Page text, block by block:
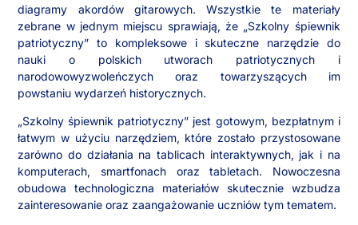
diagramy akordów gitarowych. Wszystkie te materiały
zebrane w jednym miejscu sprawiają, że „Szkolny śpiewnik
patriotyczny” to kompleksowe i skuteczne narzędzie do
nauki o polskich utworach patriotycznych i
narodowowyzwoleńczych oraz towarzyszących im
powstaniu wydarzeń historycznych.
„Szkolny śpiewnik patriotyczny” jest gotowym, bezpłatnym i
łatwym w użyciu narzędziem, które zostało przystosowane
zarówno do działania na tablicach interaktywnych, jak i na
komputerach, smartfonach oraz tabletach. Nowoczesna
obudowa technologiczna materiałów skutecznie wzbudza
zainteresowanie oraz zaangażowanie uczniów tym tematem.